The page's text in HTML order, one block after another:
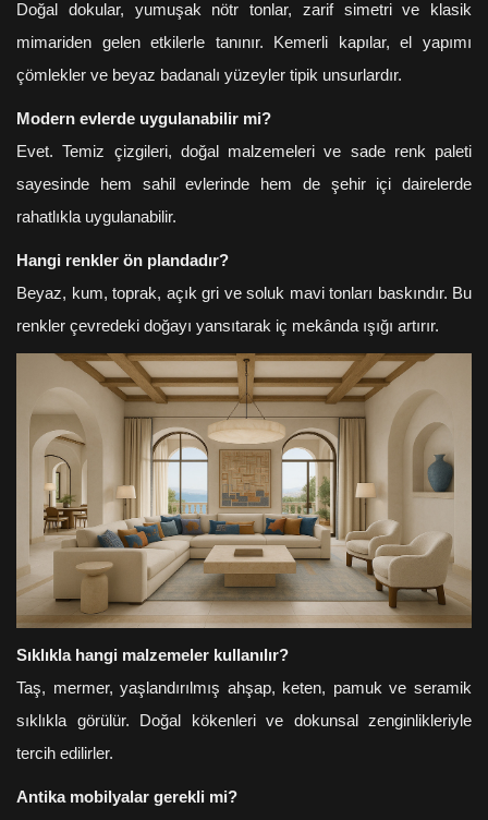
Doğal dokular, yumuşak nötr tonlar, zarif simetri ve klasik
mimariden gelen etkilerle tanınır. Kemerli kapılar, el yapımı
çömlekler ve beyaz badanalı yüzeyler tipik unsurlardır.
Modern evlerde uygulanabilir mi?
Evet. Temiz çizgileri, doğal malzemeleri ve sade renk paleti
sayesinde hem sahil evlerinde hem de şehir içi dairelerde
rahatlıkla uygulanabilir.
Hangi renkler ön plandadır?
Beyaz, kum, toprak, açık gri ve soluk mavi tonları baskındır. Bu
renkler çevredeki doğayı yansıtarak iç mekânda ışığı artırır.
Sıklıkla hangi malzemeler kullanılır?
Taş, mermer, yaşlandırılmış ahşap, keten, pamuk ve seramik
sıklıkla görülür. Doğal kökenleri ve dokunsal zenginlikleriyle
tercih edilirler.
Antika mobilyalar gerekli mi?